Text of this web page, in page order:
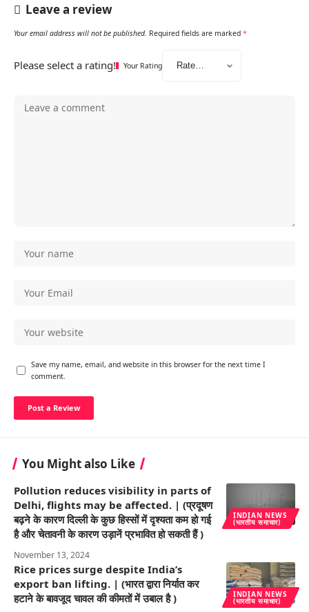
Leave a review
Your email address will not be published. Required fields are marked *
Please select a rating! Your Rating
Save my name, email, and website in this browser for the next time I
comment.
You Might also Like
INDIAN NEWS
(भारतीय समाचार)
Pollution reduces visibility in parts of
Delhi, flights may be affected. | (प्रदूषण
बढ़ने के कारण दिल्ली के कुछ हिस्सों में दृश्यता कम हो गई
है और चेतावनी के कारण उड़ानें प्रभावित हो सकती हैं )
November 13, 2024
INDIAN NEWS
(भारतीय समाचार)
Rice prices surge despite India’s
export ban lifting. | (भारत द्वारा निर्यात कर
हटाने के बावजूद चावल की कीमतों में उबाल है )